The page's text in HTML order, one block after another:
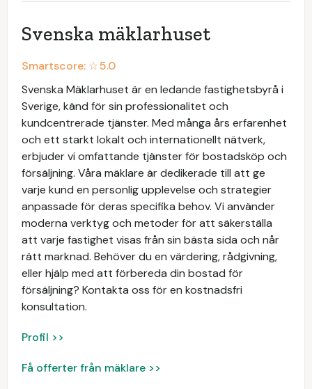
Svenska mäklarhuset
Smartscore: ☆5.0
Svenska Mäklarhuset är en ledande fastighetsbyrå i
Sverige, känd för sin professionalitet och
kundcentrerade tjänster. Med många års erfarenhet
och ett starkt lokalt och internationellt nätverk,
erbjuder vi omfattande tjänster för bostadsköp och
försäljning. Våra mäklare är dedikerade till att ge
varje kund en personlig upplevelse och strategier
anpassade för deras specifika behov. Vi använder
moderna verktyg och metoder för att säkerställa
att varje fastighet visas från sin bästa sida och når
rätt marknad. Behöver du en värdering, rådgivning,
eller hjälp med att förbereda din bostad för
försäljning? Kontakta oss för en kostnadsfri
konsultation.
Profil >>
Få offerter från mäklare >>